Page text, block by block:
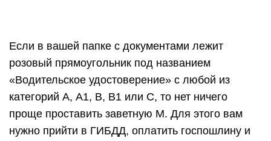
Если в вашей папке с документами лежит
розовый прямоугольник под названием
«Водительское удостоверение» с любой из
категорий А, А1, В, В1 или С, то нет ничего
проще проставить заветную М. Для этого вам
нужно прийти в ГИБДД, оплатить госпошлину и